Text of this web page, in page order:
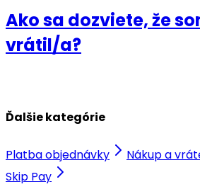
Ako sa dozviete, že
vrátil/a?
Ďalšie kategórie
Platba objednávky Nákup a
Skip Pay